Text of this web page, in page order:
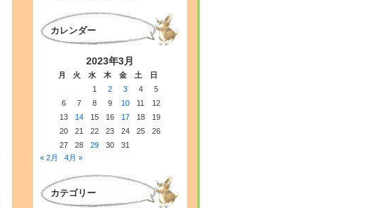
カレンダー
2023年3月
月 火 水 木 金 土
日
1
2 3 4
5
6
7 8 9 10 11
12
13
14 15 16 17 18
19
20
21 22 23 24 25
26
27
28 29 30
31
« 2月
4月 »
カテゴリー